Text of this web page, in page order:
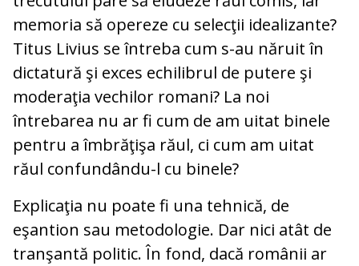
memoria să opereze cu selecţii idealizante?
Titus Livius se întreba cum s-au năruit în
dictatură şi exces echilibrul de putere şi
moderaţia vechilor romani? La noi
întrebarea nu ar fi cum de am uitat binele
pentru a îmbrăţişa răul, ci cum am uitat
răul confundându-l cu binele?
Explicaţia nu poate fi una tehnică, de
eşantion sau metodologie. Dar nici atât de
tranşantă politic. În fond, dacă românii ar